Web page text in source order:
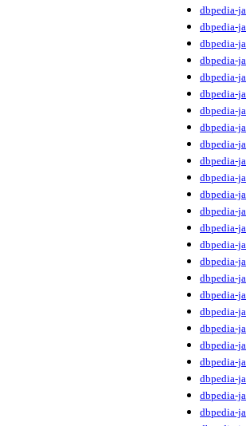
dbpedia-ja
dbpedia-ja
dbpedia-ja
dbpedia-ja
dbpedia-ja
dbpedia-ja
dbpedia-ja
dbpedia-ja
dbpedia-ja
dbpedia-ja
dbpedia-ja
dbpedia-ja
dbpedia-ja
dbpedia-ja
dbpedia-ja
dbpedia-ja
dbpedia-ja
dbpedia-ja
dbpedia-ja
dbpedia-ja
dbpedia-ja
dbpedia-ja
dbpedia-ja
dbpedia-ja
dbpedia-ja